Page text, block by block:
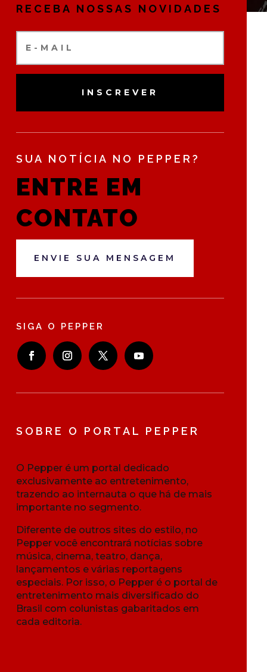
RECEBA NOSSAS NOVIDADES
INSCREVER
SUA NOTÍCIA NO PEPPER?
ENTRE EM
CONTATO
ENVIE SUA MENSAGEM
SIGA O PEPPER
SOBRE O PORTAL PEPPER
O Pepper é um portal dedicado
exclusivamente ao entretenimento,
trazendo ao internauta o que há de mais
importante no segmento.
Diferente de outros sites do estilo, no
Pepper você encontrará notícias sobre
música, cinema, teatro, dança,
lançamentos e várias reportagens
especiais. Por isso, o Pepper é o portal de
entretenimento mais diversificado do
Brasil com colunistas gabaritados em
cada editoria.